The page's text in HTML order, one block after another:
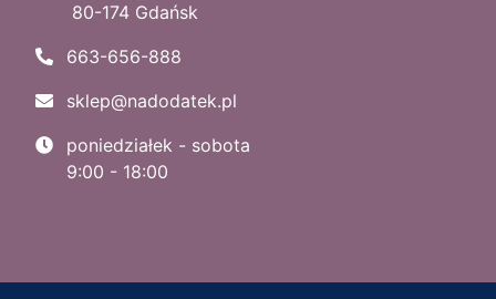
80-174 Gdańsk
663-656-888
sklep@nadodatek.pl
poniedziałek - sobota
9:00 - 18:00